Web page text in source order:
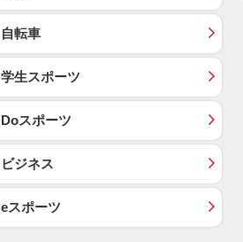
自転車
学生スポーツ
Doスポーツ
ビジネス
eスポーツ